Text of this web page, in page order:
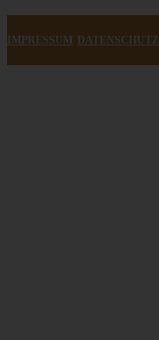
IMPRESSUM DATENSCHUTZ